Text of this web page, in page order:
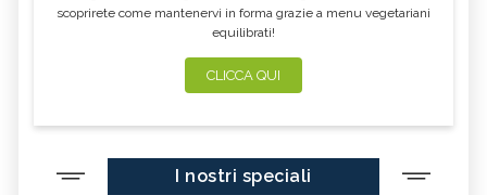
scoprirete come mantenervi in forma grazie a menu vegetariani
equilibrati!
CLICCA QUI
I nostri speciali